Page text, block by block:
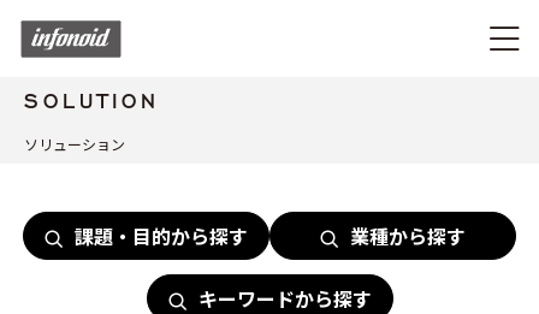
SOLUTION
ソリューション
課題・目的から探す 業種から探す
キーワードから探す